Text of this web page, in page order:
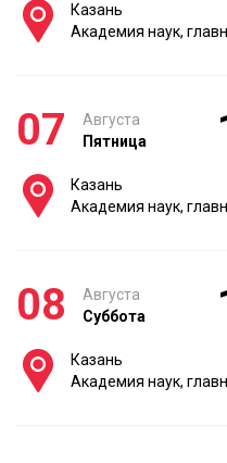
Казань
Академия наук,
07
Августа
Пятница
Казань
Академия наук,
08
Августа
Суббота
Казань
Академия наук,